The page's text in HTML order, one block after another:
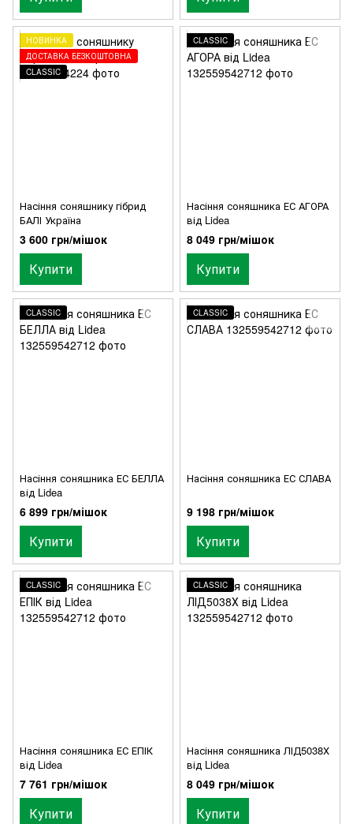
НОВИНКА
ДОСТАВКА БЕЗКОШТОВНА
CLASSIC
Насіння соняшнику гібрид
БАЛІ Україна
3 600 грн/мішок
Купити
CLASSIC
Насіння соняшника ЕС АГОРА
від Lidea
8 049 грн/мішок
Купити
CLASSIC
Насіння соняшника ЕС БЕЛЛА
від Lidea
6 899 грн/мішок
Купити
CLASSIC
Насіння соняшника ЕС СЛАВА
9 198 грн/мішок
Купити
CLASSIC
Насіння соняшника ЕС ЕПІК
від Lidea
7 761 грн/мішок
Купити
CLASSIC
Насіння соняшника ЛІД5038Х
від Lidea
8 049 грн/мішок
Купити